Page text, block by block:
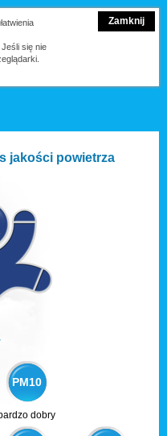
Zamknij
się nie
jakości powietrza
PM10
dobry